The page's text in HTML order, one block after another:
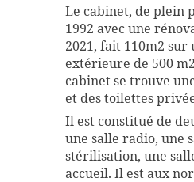
Le cabinet, de plein
1992 avec une
2021, fait 110m2 sur
extérieure de 500
cabinet se trouve
et des toilettes
Il est constitué de
une salle radio, une
stérilisation, une
accueil. Il est aux